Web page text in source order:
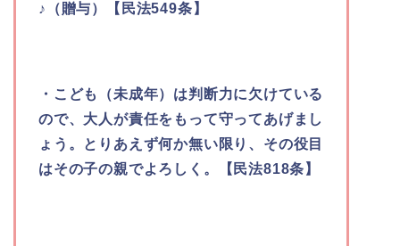
♪（贈与）【民法549条】
・こども（未成年）は判断力に欠けている
ので、大人が責任をもって守ってあげまし
ょう。とりあえず何か無い限り、その役目
はその子の親でよろしく。【民法818条】